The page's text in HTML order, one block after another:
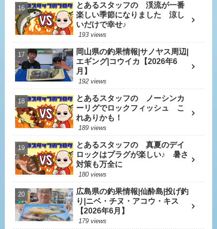
とあるスタッフの 渓流が一番
楽しい季節になりました 涼し
いだけで幸せ♪
193 views
岡山県の釣果情報|サノヤス周辺|
エギング|コウイカ【2026年6
月】
192 views
とあるスタッフの ノーシンカ
ーリグでロックフィッシュ こ
れありかも！
189 views
とあるスタッフの 真夏のデイ
ロックはプラグが楽しい♪ 暑さ
対策も万全に
180 views
広島県の釣果情報|仙酔島|投げ釣
り|ニベ・チヌ・アコウ・キス
【2026年6月】
179 views